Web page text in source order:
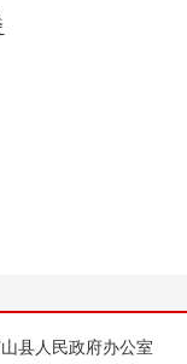
县人民政府办公室